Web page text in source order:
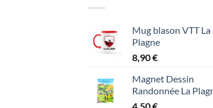
Mug blason VTT La
Plagne
8,90€
Magnet Dessin
Randonnée La